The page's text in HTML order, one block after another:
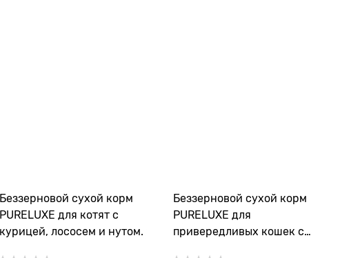
Беззерновой сухой корм
PURELUXE для котят с
курицей, лососем и нутом.
Беззерновой сухой корм
PURELUXE для
привередливых кошек с